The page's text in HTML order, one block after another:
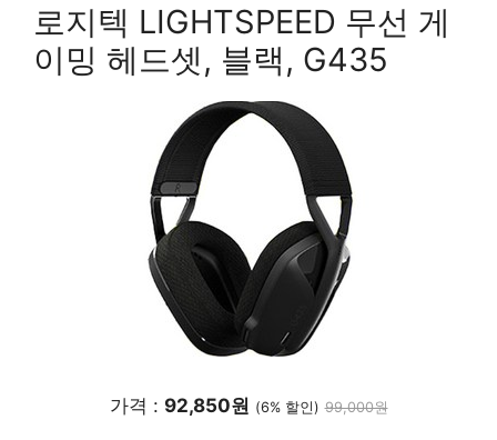
로지텍 LIGHTSPEED 무선 게
이밍 헤드셋, 블랙, G435
가격 : 92,850원 (6% 할인) 99,000원